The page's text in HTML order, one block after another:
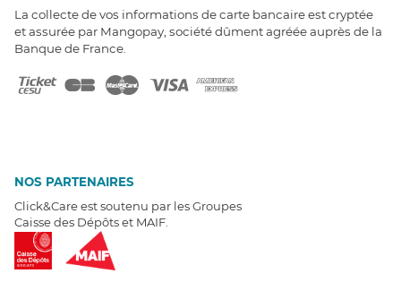
La collecte de vos informations de carte bancaire est cryptée
et assurée par Mangopay, société dûment agréée auprès de la
Banque de France.
NOS PARTENAIRES
Click&Care est soutenu par les Groupes
Caisse des Dépôts et MAIF.